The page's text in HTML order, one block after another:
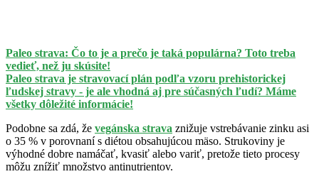
Paleo strava: Čo to je a prečo je taká populárna? Toto treba
vedieť, než ju skúsite!
Paleo strava je stravovací plán podľa vzoru prehistorickej
ľudskej stravy - je ale vhodná aj pre súčasných ľudí? Máme
všetky dôležité informácie!
Podobne sa zdá, že vegánska strava znižuje vstrebávanie zinku asi
o 35 % v porovnaní s diétou obsahujúcou mäso. Strukoviny je
výhodné dobre namáčať, kvasiť alebo variť, pretože tieto procesy
môžu znížiť množstvo antinutrientov.